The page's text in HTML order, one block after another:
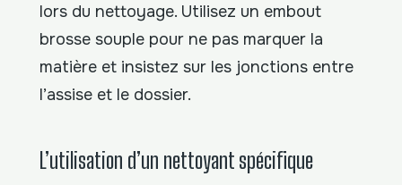
lors du nettoyage. Utilisez un embout
brosse souple pour ne pas marquer la
matière et insistez sur les jonctions entre
l’assise et le dossier.
L’utilisation d’un nettoyant spécifique